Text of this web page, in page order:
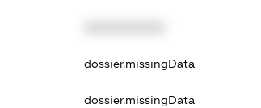
dossier.missingData
dossier.missingData